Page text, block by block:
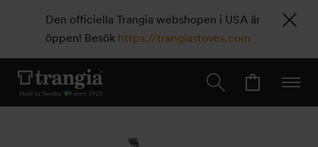
Den officiella Trangia webshopen i USA är
öppen! Besök https://trangiastoves.com